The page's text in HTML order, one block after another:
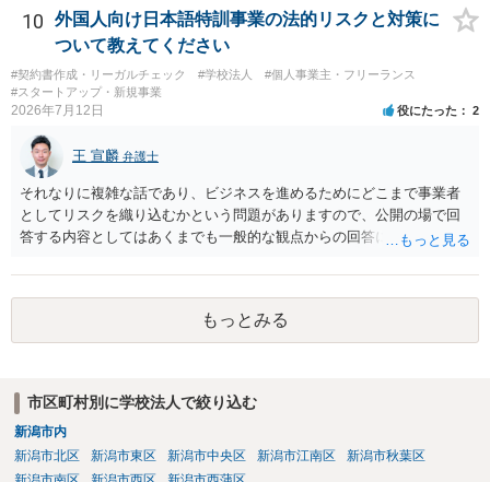
10
外国人向け日本語特訓事業の法的リスクと対策に
ついて教えてください
#契約書作成・リーガルチェック #学校法人
#個人事業主・フリーランス
#スタートアップ・新規事業
2026年7月12日 役にたった 2
王 宣麟 弁護士
それなりに複雑な話であり、ビジネスを進めるためにどこまで事業者
としてリスクを織り込むかという問題がありますので、公開の場で回
答する内容としてはあくまでも一般的な観点からの回答になります
授業・言語コーチング」と明確に位置付け、サーフィンや農業体験、
工場見学等のアクティビティは、旅行商品ではなく授業に付随した無
償の交流・学習機会として整理すること。 ・宿泊・交通・レンタカー
等の契約主体および支払は常にクライアント本人と事業者の間で完結
ないこと。 ・利用規約・免責条項では、①講師は旅行業者ではなく運
送・宿泊等のサービス提供者とは独立した立場であること、②参加者
の移動・アクティビティ参加は自己の判断と責任によること、③講師
の故意・重大な過失を除く範囲で事故等についての責任を限定するこ
とを明示すること。 この辺りは意識して書類等を作成された方がよろ
もっとみる
市区町村別に学校法人で絞り込む
新潟市内
新潟市北区
新潟市東区 新潟市中央区 新潟市江南区
新潟市秋葉区